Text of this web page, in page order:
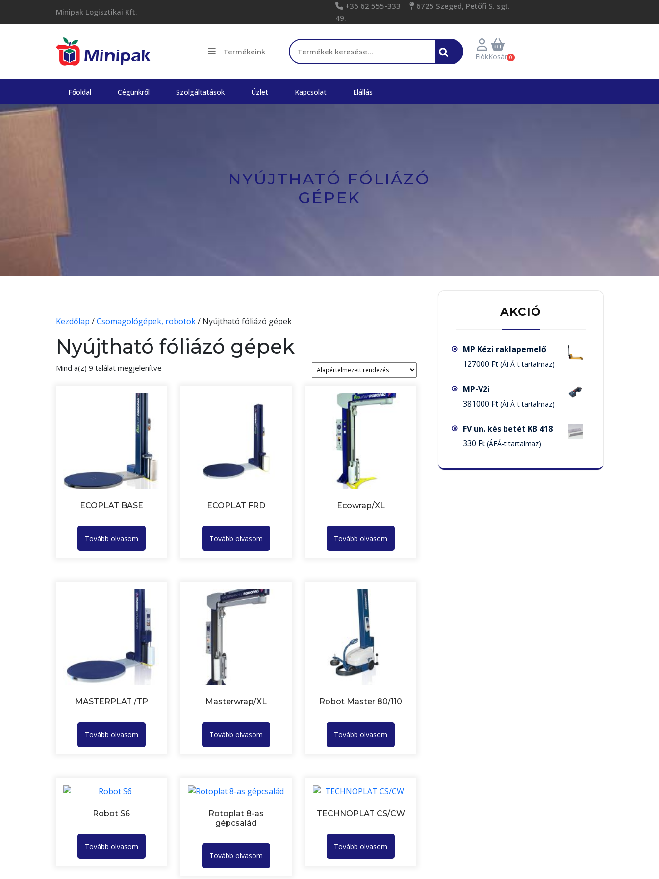
Minipak Logisztikai Kft.
+36 62 555-333
6725 Szeged, Petőfi S. sgt.
49.
Termékeink
Keresés a következőre:
FiókKosár 0
Főoldal Cégünkről Szolgáltatások Üzlet Kapcsolat Elállás
NYÚJTHATÓ FÓLIÁZÓ
GÉPEK
Kezdőlap /Csomagológépek, robotok/ Nyújtható fóliázó gépek
Nyújtható fóliázó gépek
Mind a(z) 9 találat megjelenítve
ECOPLAT BASE
Tovább olvasom
ECOPLAT FRD
Tovább olvasom
Ecowrap/XL
Tovább olvasom
MASTERPLAT /TP
Tovább olvasom
Masterwrap/XL
Tovább olvasom
Robot Master 80/110
Tovább olvasom
Robot S6
Tovább olvasom
Rotoplat 8-as
gépcsalád
Tovább olvasom
TECHNOPLAT CS/CW
Tovább olvasom
AKCIÓ
MP Kézi raklapemelő
127000 Ft (ÁFÁ-t tartalmaz)
MP-V2i
381000 Ft (ÁFÁ-t tartalmaz)
FV un. kés betét KB 418
330 Ft (ÁFÁ-t tartalmaz)